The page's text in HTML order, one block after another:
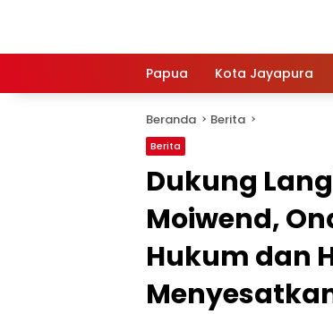
Papua
Kota Jayapura
Beranda Berita
Berita
Dukung
Moiwend,
Hukum dan